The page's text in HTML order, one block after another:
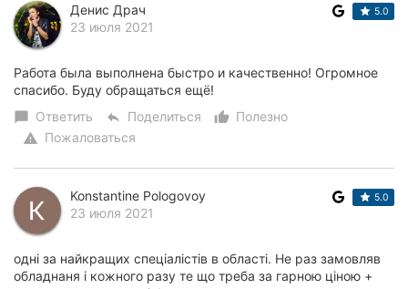
Денис Драч
23 июля 2021
5.0
Работа была выполнена быстро и качественно! Огромное
спасибо. Буду обращаться ещё!
chat_bubble Ответить reply Поделиться thumb_up_alt
Полезно
warning Пожаловаться
Konstantine Pologovoy
23 июля 2021
5.0
одні за найкращих спеціалістів в області. Не раз замовляв
обладнаня і кожного разу те що треба за гарною ціною +